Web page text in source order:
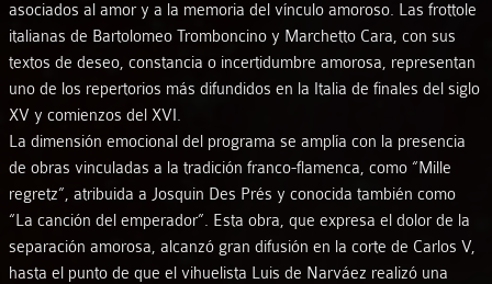
asociados al amor y a la memoria del vínculo amoroso. Las frottole
italianas de Bartolomeo Tromboncino y Marchetto Cara, con sus
textos de deseo, constancia o incertidumbre amorosa, representan
uno de los repertorios más difundidos en la Italia de finales del siglo
XV y comienzos del XVI.
La dimensión emocional del programa se amplía con la presencia
de obras vinculadas a la tradición franco-flamenca, como “Mille
regretz”, atribuida a Josquin Des Prés y conocida también como
“La canción del emperador”. Esta obra, que expresa el dolor de la
separación amorosa, alcanzó gran difusión en la corte de Carlos V,
hasta el punto de que el vihuelista Luis de Narváez realizó una